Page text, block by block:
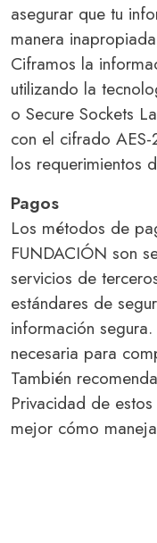
asegurar que tu
manera
Ciframos la
utilizando la
o Secure Sockets
con el cifrado
los requerimientos
Pagos
Los métodos de
FUNDACIÓN son
servicios de
estándares de
información
necesaria para
También
Privacidad de
mejor cómo